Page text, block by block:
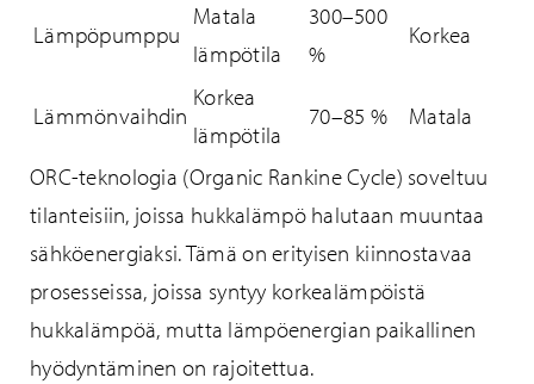
Lämpöpumppu
Matala
lämpötila
300–500
%
Korkea
Lämmönvaihdin
Korkea
lämpötila
70–85 % Matala
ORC-teknologia (Organic Rankine Cycle) soveltuu
tilanteisiin, joissa hukkalämpö halutaan muuntaa
sähköenergiaksi. Tämä on erityisen kiinnostavaa
prosesseissa, joissa syntyy korkealämpöistä
hukkalämpöä, mutta lämpöenergian paikallinen
hyödyntäminen on rajoitettua.